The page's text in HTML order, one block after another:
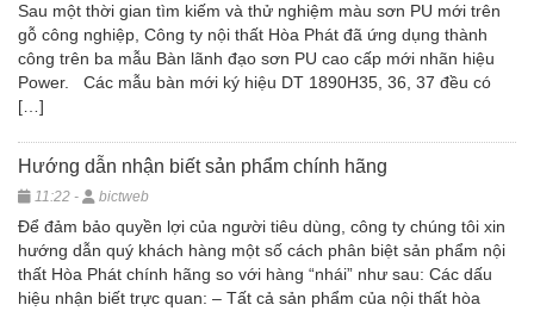
Sau một thời gian tìm kiếm và thử nghiệm màu sơn PU mới trên
gỗ công nghiệp, Công ty nội thất Hòa Phát đã ứng dụng thành
công trên ba mẫu Bàn lãnh đạo sơn PU cao cấp mới nhãn hiệu
Power. Các mẫu bàn mới ký hiệu DT 1890H35, 36, 37 đều có
[…]
Hướng dẫn nhận biết sản phẩm chính hãng
11:22 - bictweb
Để đảm bảo quyền lợi của người tiêu dùng, công ty chúng tôi xin
hướng dẫn quý khách hàng một số cách phân biệt sản phẩm nội
thất Hòa Phát chính hãng so với hàng “nhái” như sau: Các dấu
hiệu nhận biết trực quan: – Tất cả sản phẩm của nội thất hòa